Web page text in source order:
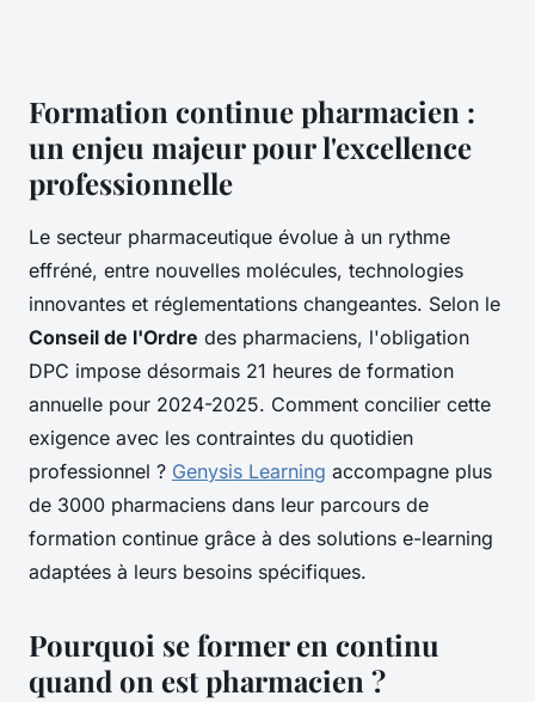
Formation continue pharmacien :
un enjeu majeur pour l'excellence
professionnelle
Le secteur pharmaceutique évolue à un rythme
effréné, entre nouvelles molécules, technologies
innovantes et réglementations changeantes. Selon le
Conseil de l'Ordre des pharmaciens, l'obligation
DPC impose désormais 21 heures de formation
annuelle pour 2024-2025. Comment concilier cette
exigence avec les contraintes du quotidien
professionnel ? Genysis Learning accompagne plus
de 3000 pharmaciens dans leur parcours de
formation continue grâce à des solutions e-learning
adaptées à leurs besoins spécifiques.
Pourquoi se former en continu
quand on est pharmacien ?